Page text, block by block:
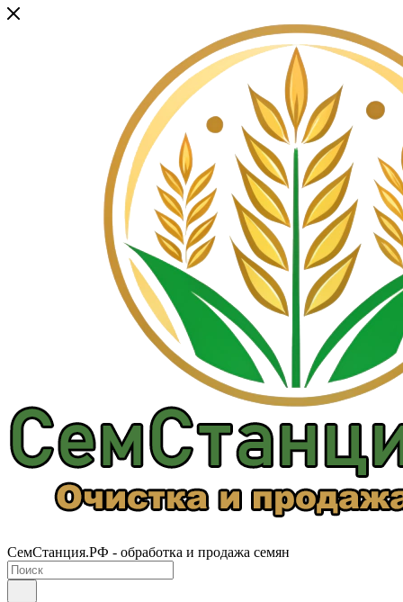
СемСтанция.РФ - обработка и продажа семян